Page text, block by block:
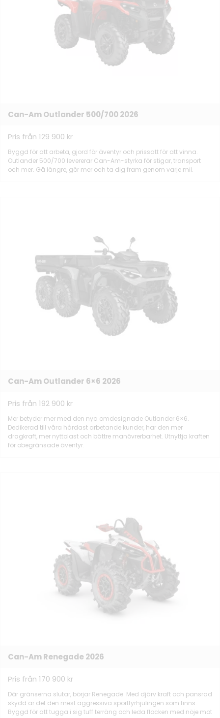
Can-Am Outlander 500/700 2026
Pris från 129 900 kr
Byggd för att arbeta, gjord för äventyr och prissatt för att vinna.
Outlander 500/700 levererar Can-Am-styrka för stigar, transport
och mer. Gå längre, gör mer och ta dig fram genom varje mil.
Can-Am Outlander 6×6 2026
Pris från 192 900 kr
Mer betyder mer med den nya omdesignade Outlander 6×6.
Dedikerad till våra hårdast arbetande kunder, har den mer
dragkraft, mer nyttolast och bättre manövrerbarhet. Utnyttja kraften
för obegränsade äventyr.
Can-Am Renegade 2026
Pris från 170 900 kr
Där gränserna slutar, börjar Renegade. Med djärv kraft och pansrad
skydd är det den mest aggressiva sportfyrhjulingen som finns.
Byggd för att tugga i sig tuff terräng och leda flocken med nöje mot